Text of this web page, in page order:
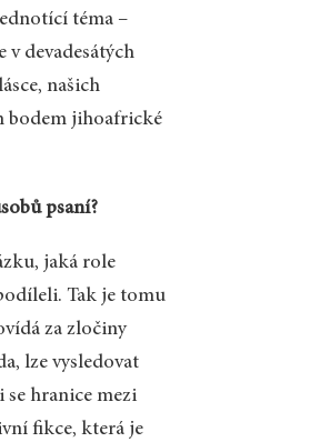
téma –
v devadesátých
našich
bodem jihoafrické
psaní?
jaká role
Tak je tomu
za zločiny
lze vysledovat
hranice mezi
fikce, která je